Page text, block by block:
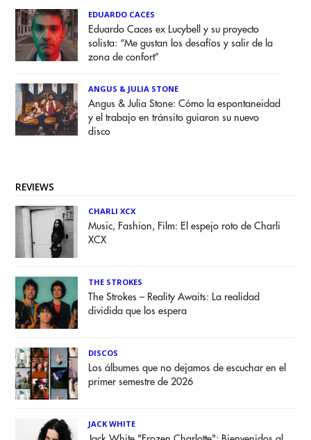
EDUARDO CACES
Eduardo Caces ex Lucybell y su proyecto
solista: “Me gustan los desafíos y salir de la
zona de confort”
ANGUS & JULIA STONE
Angus & Julia Stone: Cómo la espontaneidad
y el trabajo en tránsito guiaron su nuevo
disco
REVIEWS
CHARLI XCX
Music, Fashion, Film: El espejo roto de Charli
XCX
THE STROKES
The Strokes – Reality Awaits: La realidad
dividida que los espera
DISCOS
Los álbumes que no dejamos de escuchar en el
primer semestre de 2026
JACK WHITE